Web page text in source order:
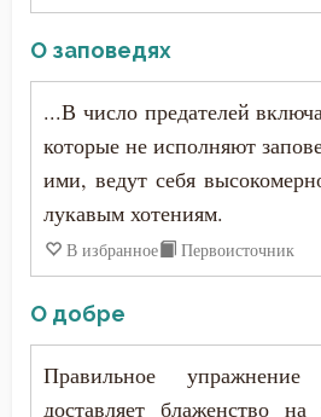
Злопамятство
Искушение
Исправление
Истина
Клятва
Крест
Иосиф Оптинский
Ириней Лионский
Исаак Сирин Ниневийский
Исидор Пелусиот
Исихий Иерусалимский
О заповедях
...В число предателей
которые не исполняют
ими, ведут себя
лукавым хотениям.
В избранное Первоисточник
О добре
Правильное
доставляет блаженство на